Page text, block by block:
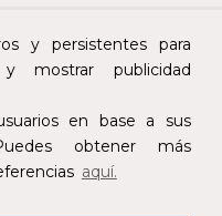
y persistentes para
mostrar publicidad
en base a sus
obtener más
aquí.
Pago seguro